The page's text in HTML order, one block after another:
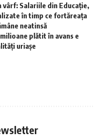
vârf: Salariile din Educație,
în timp ce fortăreața
neatinsă
plătit în avans e
uriașe